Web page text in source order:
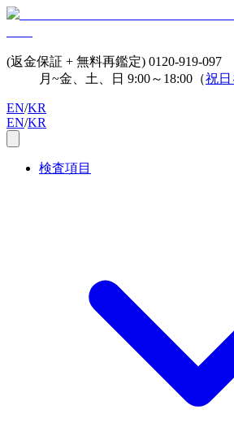
(返金保証 + 無料再鑑定) 0120-919-097
月~金、土、日 9:00～18:00（祝日
EN/KR
EN/KR
検査項目